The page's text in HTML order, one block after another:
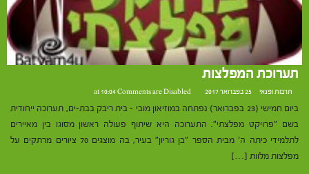
תערוכת המפלצות
תרבות ופנאי 25 בפברואר 2017 at 10:04 Comments are Disabled
ביום חמישי (23 בפברואר) נפתחה במוזיאון מובי – בית ריבק בבת-ים, תערוכה ייחודית
בשם "פרויקט מפלצתי". התערוכה היא שיתוף פעולה ראשון מסוגו בין מאיירים
לתלמידי כיתה ה' מבית הספר "בן גוריון" בעיר, בה מוצגים 70 ציורים מרתקים על
מפלצות מלוות […]